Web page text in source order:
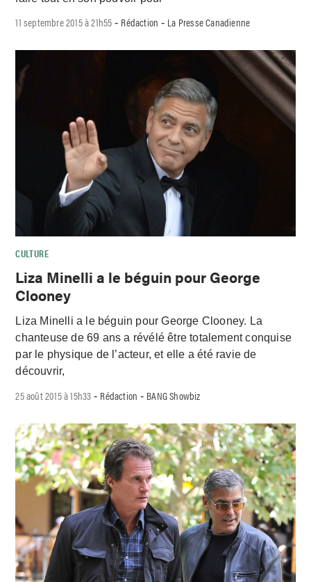
11 septembre 2015 à 21h55 - Rédaction - La Presse Canadienne
CULTURE
Liza Minelli a le béguin pour George
Clooney
Liza Minelli a le béguin pour George Clooney. La
chanteuse de 69 ans a révélé être totalement conquise
par le physique de l’acteur, et elle a été ravie de
découvrir,
25 août 2015 à 15h33 - Rédaction - BANG Showbiz